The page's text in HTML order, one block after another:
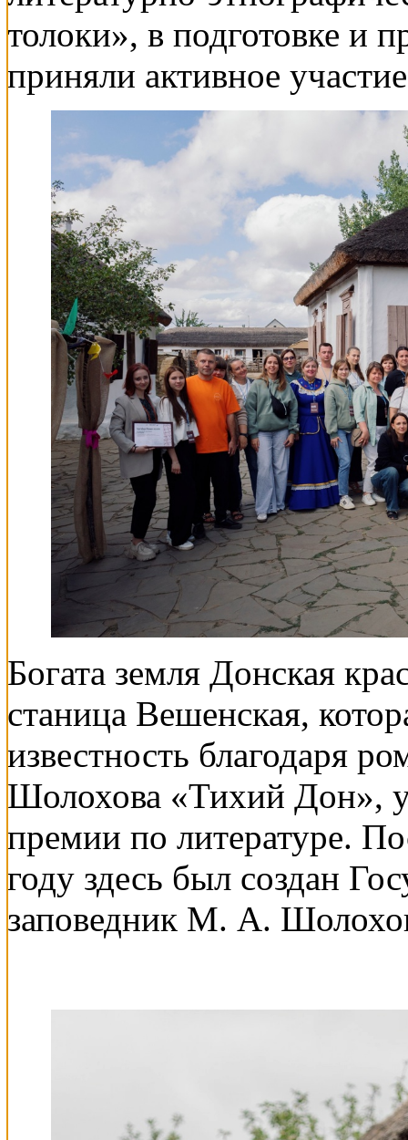
толоки», в подготовке и
приняли активное
Богата земля Донская
станица Вешенская,
известность благодаря
Шолохова «Тихий Дон»,
премии по литературе.
году здесь был создан
заповедник М. А.